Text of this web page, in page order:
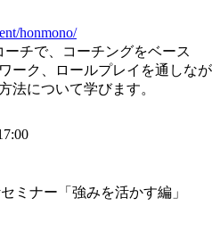
honmono/
チで、コーチングをベース
ーク、ロールプレイを通しなが
法について学びます。
ミナー「強みを活かす編」